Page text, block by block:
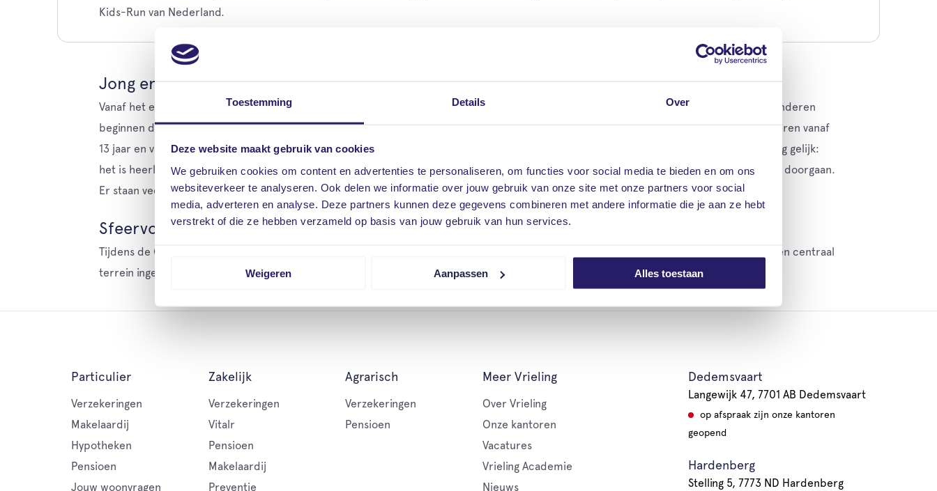
Toestemming Details Over
Deze website maakt gebruik van cookies
We gebruiken cookies om content en advertenties te personaliseren, om functies voor social media te bieden en om ons
websiteverkeer te analyseren. Ook delen we informatie over jouw gebruik van onze site met onze partners voor social
media, adverteren en analyse. Deze partners kunnen deze gegevens combineren met andere informatie die je aan ze hebt
verstrekt of die ze hebben verzameld op basis van jouw gebruik van hun services.
Weigeren Aanpassen Alles toestaan
Kids-Run van Nederland.
Jong en oud
Vanaf het eerste moment lopen er veel kinderen en volwassenen mee met de City-run. De City-run kent meerdere onderdelen. Voor kinderen
beginnen de afstanden bij de bambinoloop (4 tot 7 jaar) met 750 meter en gaan door met 1 km voor kinderen van 7 tot 12 jaar oud. Kinderen vanaf
13 jaar en volwassenen kunnen meedoen aan de 3, 5, 10 en 21 km. Daarnaast is er een G-loop. Voor bijna alle 2500 deelnemers is één ding gelijk:
het is heerlijk als je op de moeilijke momenten gedragen wordt door de aanmoedigingen van een enthousiast publiek. Even rug recht en doorgaan.
Er staan veel toeschouwers langs de kant. Familie, vrienden, buren en kennissen helpen de renners er doorheen.
Sfeervol programma
Tijdens de City-run, langs het parcours in het centrum, stonden diverse bands en DJ's sfeervolle muziek te draaien. Op de Markt was een centraal
terrein ingericht met een verwarmde tent. Hier kon iedereen prima vertoeven onder het genot van muziek, een drankje en een hapje.
Particulier
Verzekeringen
Makelaardij
Hypotheken
Pensioen
Jouw woonvragen
Zakelijk
Verzekeringen
Vitalr
Pensioen
Makelaardij
Preventie
Agrarisch
Verzekeringen
Pensioen
Meer Vrieling
Over Vrieling
Onze kantoren
Vacatures
Vrieling Academie
Nieuws
Dedemsvaart
Langewijk 47, 7701 AB Dedemsvaart
op afspraak zijn onze kantoren
geopend
Hardenberg
Stelling 5, 7773 ND Hardenberg